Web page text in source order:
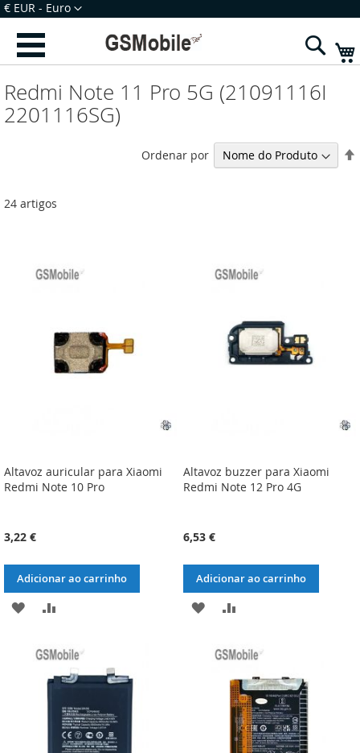
Ir
para
Conteúdo
Moeda
€ EUR - Euro
Redmi Note 11 Pro 5G (21091116I
2201116SG)
24 artigos
Ordenar por
Altavoz auricular para Xiaomi
Redmi Note 10 Pro
3,22 €
Adicionar ao carrinho
ADICIONAR
LISTA
DESEJOS
COMPARAÇÃO
Altavoz buzzer para Xiaomi
Redmi Note 12 Pro 4G
6,53 €
Adicionar ao carrinho
ADICIONAR
LISTA
DESEJOS
ADICIONAR
COMPARAÇÃO